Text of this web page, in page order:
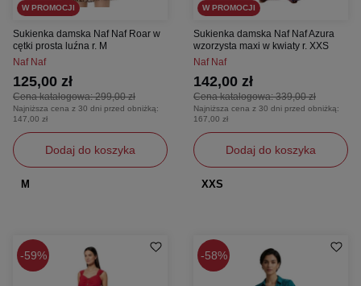
W PROMOCJI
Sukienka damska Naf Naf Roar w
cętki prosta luźna r. M
Naf Naf
Cena katalogowa:299,00 zł
125,00 zł
Najniższa cena z 30 dni przed obniżką:
147,00 zł
Dodaj do koszyka
M
W PROMOCJI
Sukienka damska Naf Naf Azura
wzorzysta maxi w kwiaty r. XXS
Naf Naf
Cena katalogowa:339,00 zł
142,00 zł
Najniższa cena z 30 dni przed obniżką:
167,00 zł
Dodaj do koszyka
XXS
59% 58%